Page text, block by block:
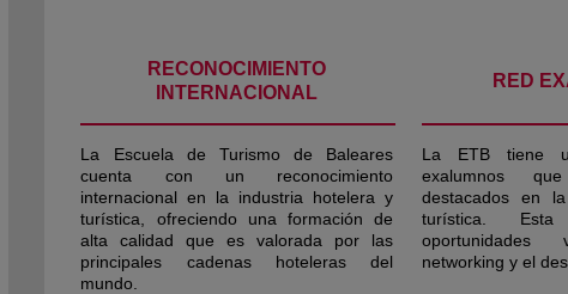
RECONOCIMIENTO
INTERNACIONAL
RED
La Escuela de Turismo de Baleares
cuenta con un reconocimiento
internacional en la industria hotelera y
turística, ofreciendo una formación de
alta calidad que es valorada por las
principales cadenas hoteleras del
mundo.
La ETB tiene
exalumnos
destacados en
turística.
networking y el